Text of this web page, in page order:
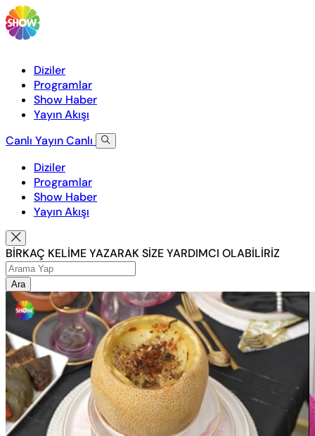
Diziler
Programlar
Show Haber
Yayın Akışı
Canlı YayınCanlı
Diziler
Programlar
Show Haber
Yayın Akışı
BİRKAÇ KELİME YAZARAK SİZE YARDIMCI OLABİLİRİZ
Ara
Yüklendi